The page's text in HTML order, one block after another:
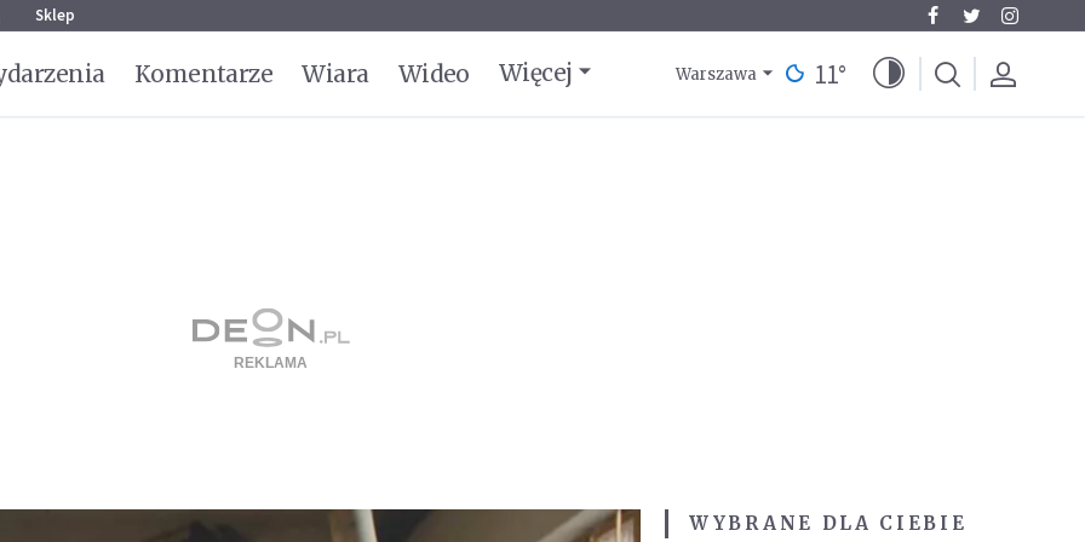
Sklep
Komentarze Wiara Wideo Więcej Warszawa 11°
WYBRANE DLA CIEBIE